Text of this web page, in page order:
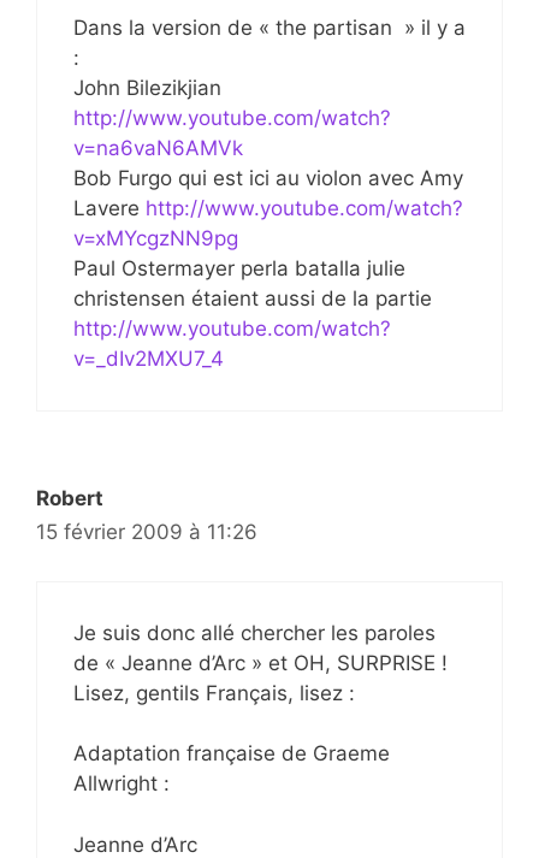
Dans la version de « the partisan » il y a
:
John Bilezikjian
http://www.youtube.com/watch?
v=na6vaN6AMVk
Bob Furgo qui est ici au violon avec Amy
Lavere http://www.youtube.com/watch?
v=xMYcgzNN9pg
Paul Ostermayer perla batalla julie
christensen étaient aussi de la partie
http://www.youtube.com/watch?
v=_dIv2MXU7_4
Robert
15 février 2009 à 11:26
Je suis donc allé chercher les paroles
de « Jeanne d’Arc » et OH, SURPRISE !
Lisez, gentils Français, lisez :
Adaptation française de Graeme
Allwright :
Jeanne d’Arc